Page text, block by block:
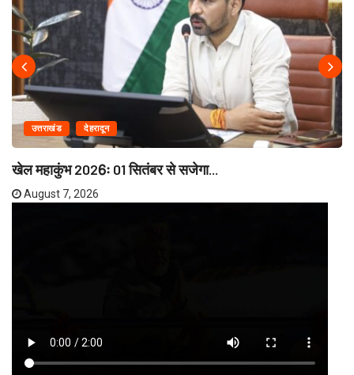
उत्तराखंड देहरादून
खेल महाकुंभ 2026ः 01 सितंबर से सजेगा...
August 7, 2026